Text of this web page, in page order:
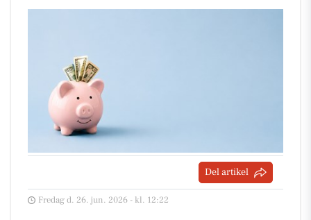
Del artikel
Fredag d. 26. jun. 2026 - kl. 12:22